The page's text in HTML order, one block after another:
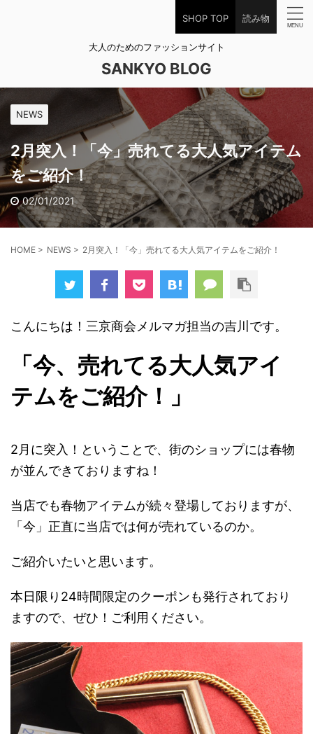
SHOP TOP 読み物
大人のためのファッションサイト
SANKYO BLOG
NEWS
2月突入！「今」売れてる大人気アイテム
をご紹介！
02/01/2021
HOME > NEWS > 2月突入！「今」売れてる大人気アイテムをご紹介！
こんにちは！三京商会メルマガ担当の吉川です。
「今、売れてる大人気アイ
テムをご紹介！」
2月に突入！ということで、街のショップには春物
が並んできておりますね！
当店でも春物アイテムが続々登場しておりますが、
「今」正直に当店では何が売れているのか。
ご紹介いたいと思います。
本日限り24時間限定のクーポンも発行されており
ますので、ぜひ！ご利用ください。